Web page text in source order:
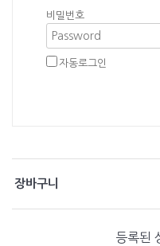
비밀번호
자동로그인
장바구니
등록된